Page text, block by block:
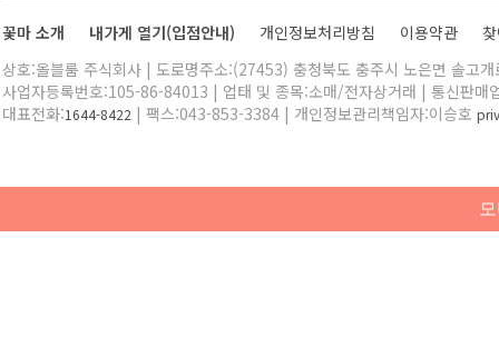
꽃마 소개 내가게 열기(입점안내) 개인정보처리방침 이용약관
상호:올블룸 주식회사 | 도로명주소:(27453) 충청북도 충주시 노은면 솔고
사업자등록번호:105-86-84013 | 업태 및 종목:소매/전자상거래 | 통신판매
대표전화:1644-8422 | 팩스:043-853-3384 | 개인정보관리책임자:이승호